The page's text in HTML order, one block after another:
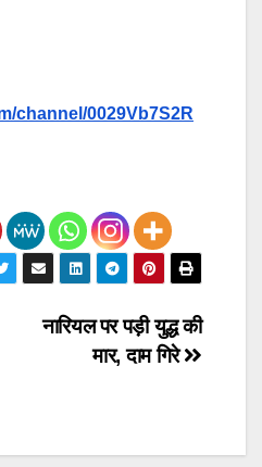
channel/0029Vb7S2R
नारियल पर पड़ी युद्ध की
मार, दाम गिरे